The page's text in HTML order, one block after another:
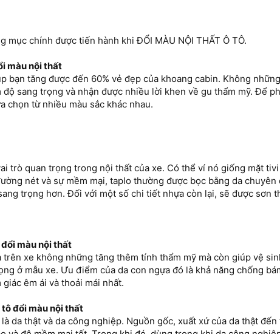
mục chính được tiến hành khi ĐỔI MÀU NỘI THẤT Ô TÔ.
màu nội thất
bạn tăng được đến 60% vẻ đẹp của khoang cabin. Không
độ sang trọng và nhận được nhiều lời khen về gu thẩm mỹ. Để
chọn từ nhiều màu sắc khác nhau.
trò quan trọng trong nội thất của xe. Có thể ví nó giống mặt
nét và sự mềm mại, taplo thường được bọc bằng da chuyên
trọng hơn. Đối với một số chi tiết nhựa còn lại, sẽ được sơn
màu nội thất
trên xe không những tăng thêm tính thẩm mỹ mà còn giúp vệ
ở mẫu xe. Ưu điểm của da con ngựa đó là khả năng chống
êm ái và thoải mái nhất.
đổi màu nội thất
da thật và da công nghiệp. Nguồn gốc, xuất xứ của da thật